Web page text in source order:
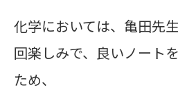
化学においては、亀田先
回楽しみで、良いノート
ため、